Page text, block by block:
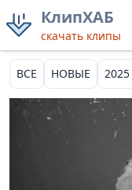
КлипХАБ
скачать клипы
ВСЕ НОВЫЕ 2025